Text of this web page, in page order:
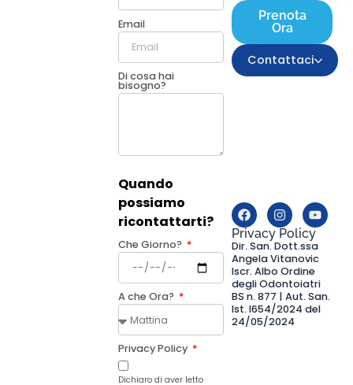
Email
Di cosa hai
bisogno?
Quando
possiamo
ricontattarti?
Che Giorno?
A che Ora?
Privacy Policy
Dichiaro di aver letto
Prenota
Ora
Contattaci
Privacy Policy
Dir. San. Dott.ssa
Angela Vitanovic
Iscr. Albo Ordine
degli Odontoiatri
BS n. 877 | Aut. San.
Ist. I654/2024 del
24/05/2024